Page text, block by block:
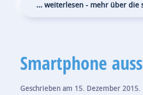
... weiterlesen - mehr über die
Smartphone
Geschrieben am 15. Dezember 2015.